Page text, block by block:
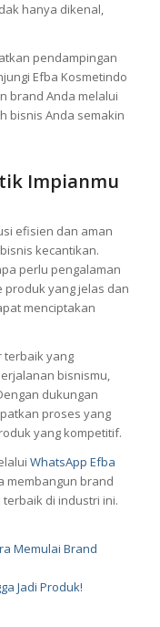
hanya dikenal,
pendampingan
Efba Kosmetindo
brand Anda melalui
bisnis Anda semakin
Impianmu
efisien dan aman
kecantikan.
perlu pengalaman
produk yang jelas dan
menciptakan
terbaik yang
bisnismu,
dukungan
proses yang
yang kompetitif.
WhatsApp Efba
membangun brand
di industri ini.
Memulai Brand
Jadi Produk!